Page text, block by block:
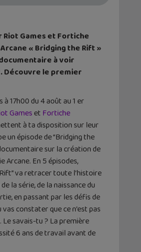
Riot Games et Fortiche
« Bridging the Rift »
à voir
Découvre le premier
à 17h00 du 4 août au 1 er
Games et Fortiche
à ta disposition sur leur
un épisode de “Bridging the
sur la création de
Arcane. En 5 épisodes,
va retracer toute l’histoire
la série, de la naissance du
en passant par les défis de
constater que ce n’est pas
savais-tu ? La première
6 ans de travail avant de